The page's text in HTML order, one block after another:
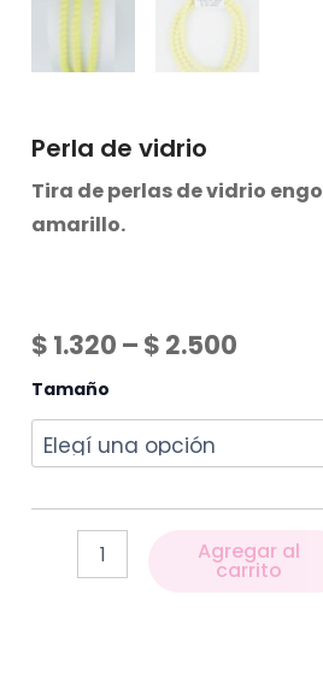
Perla de vidrio
Tira de perlas de vidrio
amarillo.
$ 1.320 – $ 2.500
Tamaño
Agregar al
carrito